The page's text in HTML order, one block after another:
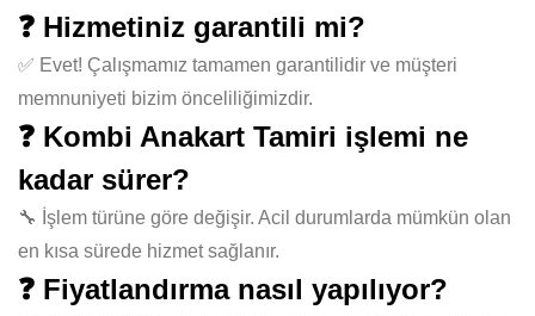
❓ Hizmetiniz garantili mi?
✅ Evet! Çalışmamız tamamen garantilidir ve müşteri
memnuniyeti bizim önceliliğimizdir.
❓ Kombi Anakart Tamiri işlemi ne
kadar sürer?
🔧 İşlem türüne göre değişir. Acil durumlarda mümkün olan
en kısa sürede hizmet sağlanır.
❓ Fiyatlandırma nasıl yapılıyor?